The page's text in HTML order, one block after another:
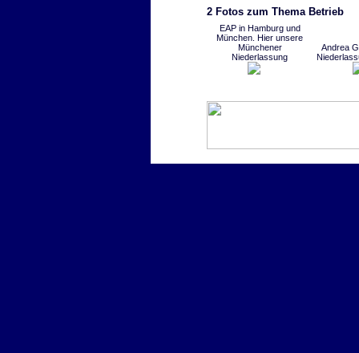
2 Fotos zum Thema Betrieb
EAP in Hamburg und
München. Hier unsere
Münchener
Niederlassung
Andrea